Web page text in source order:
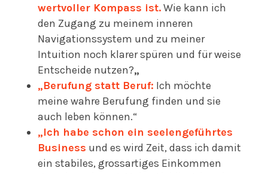
wertvoller Kompass ist.Wie kann ich
den Zugang zu meinem inneren
Navigationssystem und zu meiner
Intuition noch klarer spüren und für weise
Entscheide nutzen?„
„Berufung statt Beruf: Ich möchte
meine wahre Berufung finden und sie
auch leben können.“
„Ich habe schon ein seelengeführtes
Business und es wird Zeit, dass ich damit
ein stabiles, grossartiges Einkommen